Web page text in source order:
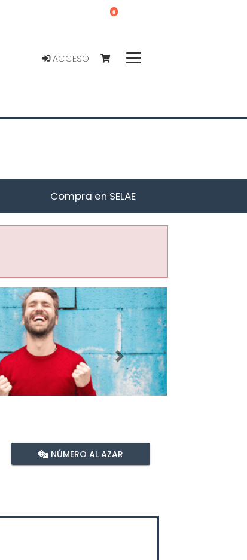
ACCESO
0
Compra en SELAE
Imagen siguiente
NÚMERO AL AZAR